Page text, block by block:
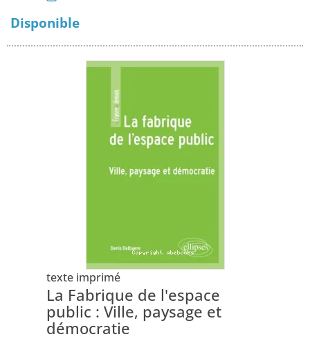
Disponible
texte imprimé
La Fabrique de l'espace
public : Ville, paysage et
démocratie